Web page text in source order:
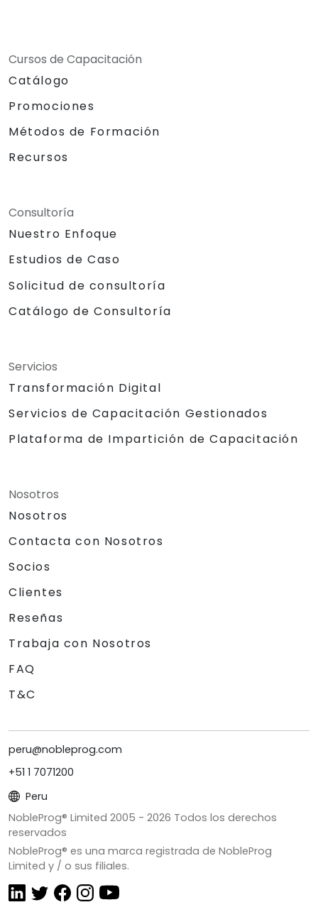
Cursos de Capacitación
Catálogo
Promociones
Métodos de Formación
Recursos
Consultoría
Nuestro Enfoque
Estudios de Caso
Solicitud de consultoría
Catálogo de Consultoría
Servicios
Transformación Digital
Servicios de Capacitación Gestionados
Plataforma de Impartición de Capacitación
Nosotros
Nosotros
Contacta con Nosotros
Socios
Clientes
Reseñas
Trabaja con Nosotros
FAQ
T&C
peru@nobleprog.com
+51 1 7071200
Peru
NobleProg® Limited 2005 - 2026 Todos los derechos
reservados
NobleProg® es una marca registrada de NobleProg
Limited y / o sus filiales.